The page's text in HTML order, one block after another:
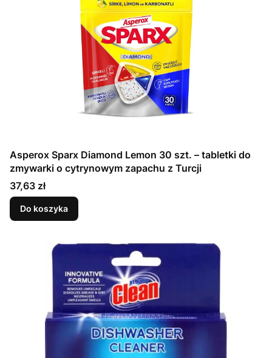
Asperox Sparx Diamond Lemon 30 szt. – tabletki do
zmywarki o cytrynowym zapachu z Turcji
Cena
37,63 zł
Do koszyka